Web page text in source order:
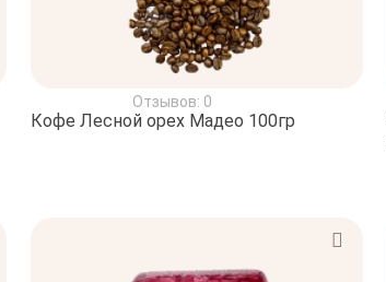
Отзывов: 0
Кофе Лесной орех Мадео 100гр